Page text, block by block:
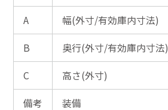
A
幅(外寸/有効庫内寸法)
B
奥行(外寸/有効庫内寸法)
C
高さ(外寸)
備考
装備